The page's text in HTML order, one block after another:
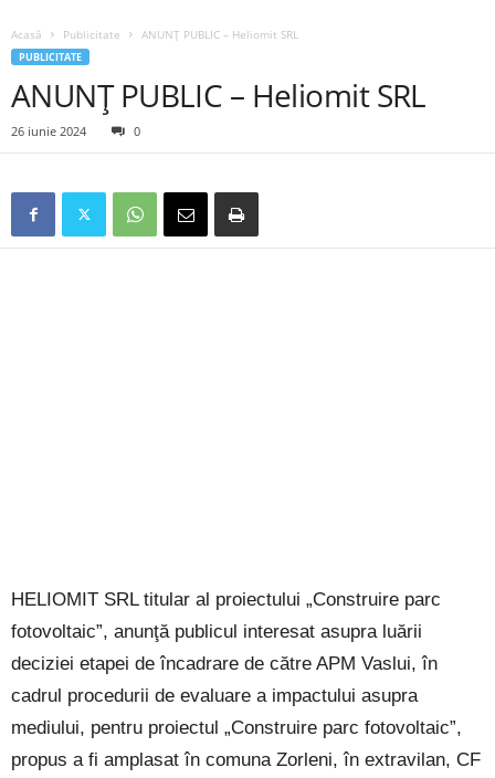
Acasă Publicitate ANUNȚ PUBLIC – Heliomit SRL
PUBLICITATE
ANUNȚ PUBLIC – Heliomit SRL
26 iunie 2024 0
HELIOMIT SRL titular al proiectului „Construire parc
fotovoltaic”, anunţă publicul interesat asupra luării
deciziei etapei de încadrare de către APM Vaslui, în
cadrul procedurii de evaluare a impactului asupra
mediului, pentru proiectul „Construire parc fotovoltaic”,
propus a fi amplasat în comuna Zorleni, în extravilan, CF